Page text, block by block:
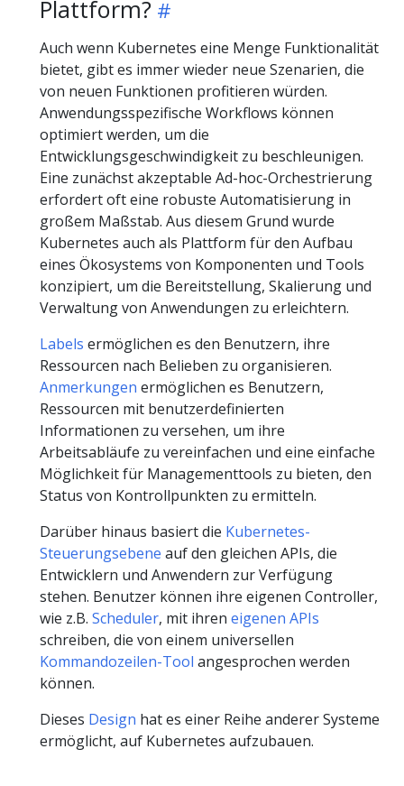
Plattform?
Auch wenn Kubernetes eine Menge Funktionalität
bietet, gibt es immer wieder neue Szenarien, die
von neuen Funktionen profitieren würden.
Anwendungsspezifische Workflows können
optimiert werden, um die
Entwicklungsgeschwindigkeit zu beschleunigen.
Eine zunächst akzeptable Ad-hoc-Orchestrierung
erfordert oft eine robuste Automatisierung in
großem Maßstab. Aus diesem Grund wurde
Kubernetes auch als Plattform für den Aufbau
eines Ökosystems von Komponenten und Tools
konzipiert, um die Bereitstellung, Skalierung und
Verwaltung von Anwendungen zu erleichtern.
Labels ermöglichen es den Benutzern, ihre
Ressourcen nach Belieben zu organisieren.
Anmerkungen ermöglichen es Benutzern,
Ressourcen mit benutzerdefinierten
Informationen zu versehen, um ihre
Arbeitsabläufe zu vereinfachen und eine einfache
Möglichkeit für Managementtools zu bieten, den
Status von Kontrollpunkten zu ermitteln.
Darüber hinaus basiert die Kubernetes-
Steuerungsebene auf den gleichen APIs, die
Entwicklern und Anwendern zur Verfügung
stehen. Benutzer können ihre eigenen Controller,
wie z.B. Scheduler, mit ihren eigenen APIs
schreiben, die von einem universellen
Kommandozeilen-Tool angesprochen werden
können.
Dieses Design hat es einer Reihe anderer Systeme
ermöglicht, auf Kubernetes aufzubauen.